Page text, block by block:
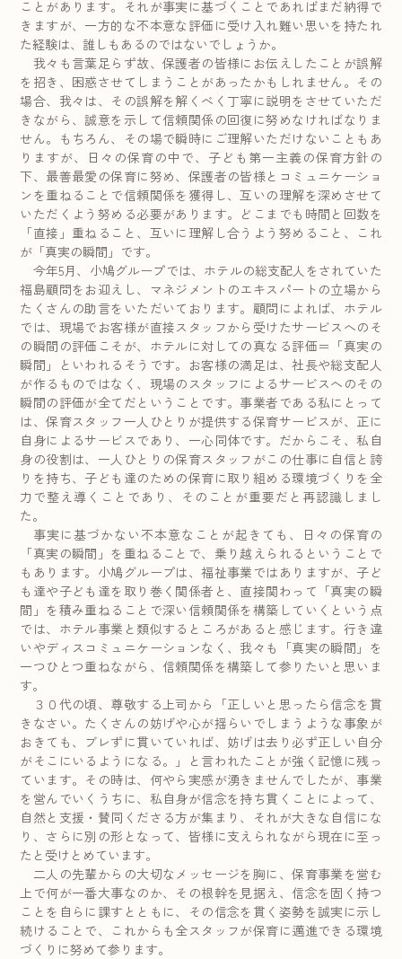
ことがあります。それが事実に基づくことであればまだ納得で
きますが、一方的な不本意な評価に受け入れ難い思いを持たれ
た経験は、誰しもあるのではないでしょうか。
我々も言葉足らず故、保護者の皆様にお伝えしたことが誤解
を招き、困惑させてしまうことがあったかもしれません。その
場合、我々は、その誤解を解くべく丁寧に説明をさせていただ
きながら、誠意を示して信頼関係の回復に努めなければなりま
せん。もちろん、その場で瞬時にご理解いただけないこともあ
りますが、日々の保育の中で、子ども第一主義の保育方針の
下、最善最愛の保育に努め、保護者の皆様とコミュニケーショ
ンを重ねることで信頼関係を獲得し、互いの理解を深めさせて
いただくよう努める必要があります。どこまでも時間と回数を
「直接」重ねること、互いに理解し合うよう努めること、これ
が「真実の瞬間」です。
今年5月、小鳩グループでは、ホテルの総支配人をされていた
福島顧問をお迎えし、マネジメントのエキスパートの立場から
たくさんの助言をいただいております。顧問によれば、ホテル
では、現場でお客様が直接スタッフから受けたサービスへのそ
の瞬間の評価こそが、ホテルに対しての真なる評価＝「真実の
瞬間」といわれるそうです。お客様の満足は、社長や総支配人
が作るものではなく、現場のスタッフによるサービスへのその
瞬間の評価が全てだということです。事業者である私にとって
は、保育スタッフ一人ひとりが提供する保育サービスが、正に
自身によるサービスであり、一心同体です。だからこそ、私自
身の役割は、一人ひとりの保育スタッフがこの仕事に自信と誇
りを持ち、子ども達のための保育に取り組める環境づくりを全
力で整え導くことであり、そのことが重要だと再認識しまし
た。
事実に基づかない不本意なことが起きても、日々の保育の
「真実の瞬間」を重ねることで、乗り越えられるということで
もあります。小鳩グループは、福祉事業ではありますが、子ど
も達や子ども達を取り巻く関係者と、直接関わって「真実の瞬
間」を積み重ねることで深い信頼関係を構築していくという点
では、ホテル事業と類似するところがあると感じます。行き違
いやディスコミュニケーションなく、我々も「真実の瞬間」を
一つひとつ重ねながら、信頼関係を構築して参りたいと思いま
す。
３０代の頃、尊敬する上司から「正しいと思ったら信念を貫
きなさい。たくさんの妨げや心が揺らいでしまうような事象が
おきても、ブレずに貫いていれば、妨げは去り必ず正しい自分
がそこにいるようになる。」と言われたことが強く記憶に残っ
ています。その時は、何やら実感が湧きませんでしたが、事業
を営んでいくうちに、私自身が信念を持ち貫くことによって、
自然と支援・賛同くださる方が集まり、それが大きな自信にな
り、さらに別の形となって、皆様に支えられながら現在に至っ
たと受けとめています。
二人の先輩からの大切なメッセージを胸に、保育事業を営む
上で何が一番大事なのか、その根幹を見据え、信念を固く持つ
ことを自らに課すとともに、その信念を貫く姿勢を誠実に示し
続けることで、これからも全スタッフが保育に邁進できる環境
づくりに努めて参ります。